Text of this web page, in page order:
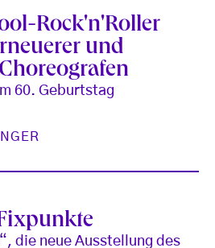
Rock'n'Roller
und
60. Geburtstag
die neue Ausstellung des